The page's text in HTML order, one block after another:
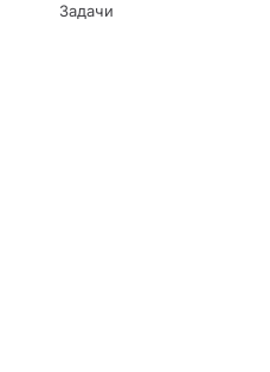
Задачи